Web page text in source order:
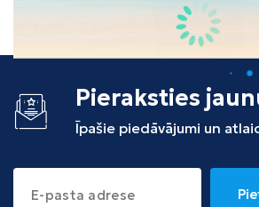
Albānija
Pieraksties
Īpašie piedāvājumi un